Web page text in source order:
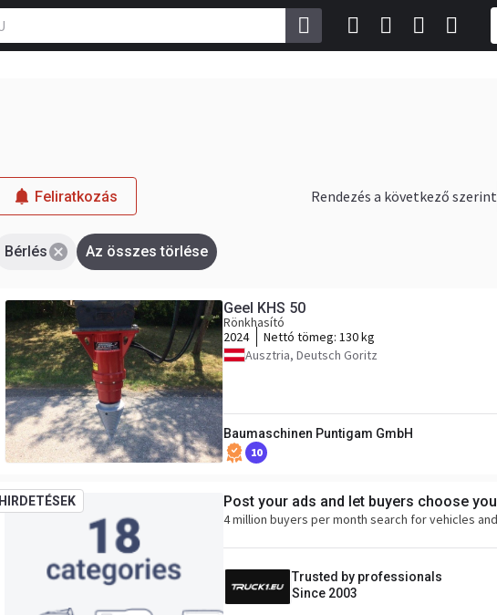
Feliratkozás Rendezés a következő szerint
Bérlés Az összes törlése
Geel KHS 50
Rönkhasító
2024
Nettó tömeg: 130 kg
Ausztria, Deutsch Goritz
Baumaschinen Puntigam GmbH
10
HIRDETÉSEK Post your ads and let buyers choose
4 million buyers per month search for vehicles
Trusted by professionals
Since 2003